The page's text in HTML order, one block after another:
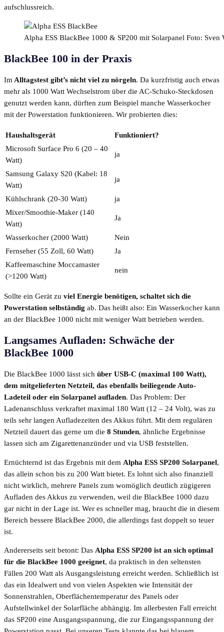
aufschlussreich.
Alpha ESS BlackBee 1000 & SP200 mit Solarpanel Foto: Sven
BlackBee 100 in der Praxis
Im Alltagstest gibt’s nicht viel zu nörgeln. Da kurzfristig auch etwas
mehr als 1000 Watt Wechselstrom über die AC-Schuko-Steckdosen
genutzt werden kann, dürften zum Beispiel manche Wasserkocher
mit der Powerstation funktionieren. Wir probierten dies:
Haushaltsgerät
Funktioniert?
Microsoft Surface Pro 6 (20 – 40
Watt)
ja
Samsung Galaxy S20 (Kabel: 18
Watt)
ja
Kühlschrank (20-30 Watt)
ja
Mixer/Smoothie-Maker (140
Watt)
Ja
Wasserkocher (2000 Watt)
Nein
Fernseher (55 Zoll, 60 Watt)
Ja
Kaffeemaschine Moccamaster
(>1200 Watt)
nein
Sollte ein Gerät zu viel Energie benötigen, schaltet sich die
Powerstation selbständig ab. Das heißt also: Ein Wasserkocher kann
an der BlackBee 1000 nicht mit weniger Watt betrieben werden.
Langsames Aufladen: Schwäche der
BlackBee 1000
Die BlackBee 1000 lässt sich über USB-C (maximal 100 Watt),
dem mitgelieferten Netzteil, das ebenfalls beiliegende Auto-
Ladeteil oder ein Solarpanel aufladen. Das Problem: Der
Ladenanschluss verkraftet maximal 180 Watt (12 – 24 Volt), was zu
teils sehr langen Aufladezeiten des Akkus führt. Mit dem regulären
Netzteil dauert das gerne um die 8 Stunden, ähnliche Ergebnisse
lassen sich am Zigarettenanzünder und via USB feststellen.
Ernüchternd ist das Ergebnis mit dem Alpha ESS SP200 Solarpanel,
das allein schon bis zu 200 Watt bietet. Es lohnt sich also finanziell
nicht wirklich, mehrere Panels zum womöglich deutlich zügigeren
Aufladen des Akkus zu verwenden, weil die BlackBee 1000 dazu
gar nicht in der Lage ist. Wer es schneller mag, braucht die in diesem
Bereich bessere BlackBee 2000, die allerdings fast doppelt so teuer
ist.
Andererseits seit betont: Das Alpha ESS SP200 ist an sich optimal
für die BlackBee 1000 geeignet, da praktisch in den seltensten
Fällen 200 Watt als Ausgangsleistung erreicht werden. Schließlich ist
das ein Idealwert und von vielen Aspekten wie Intensität der
Sonnenstrahlen, Oberflächentemperatur des Panels oder
Aufstellwinkel der Solarfläche abhängig. Im allerbesten Fall erreicht
das SP200 eine Ausgangsspannung, die zur Eingangsspannung der